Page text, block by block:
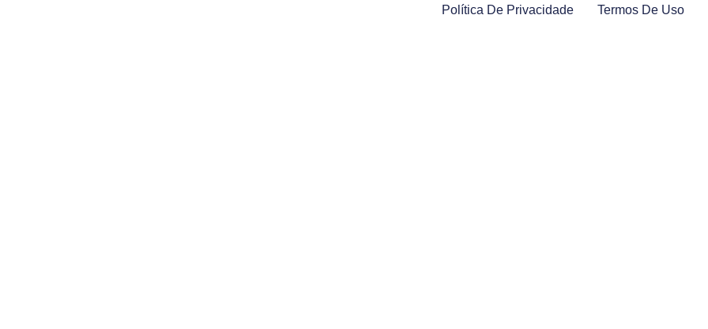
Política De Privacidade Termos De Uso